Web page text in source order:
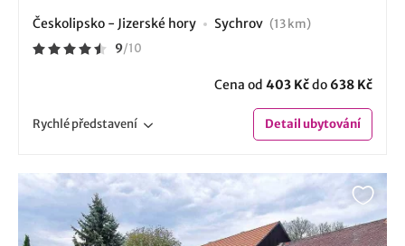
Českolipsko - Jizerské hory Sychrov (13 km)
9/10
Cena od 403 Kčdo 638 Kč
Rychlépředstavení Detailubytování